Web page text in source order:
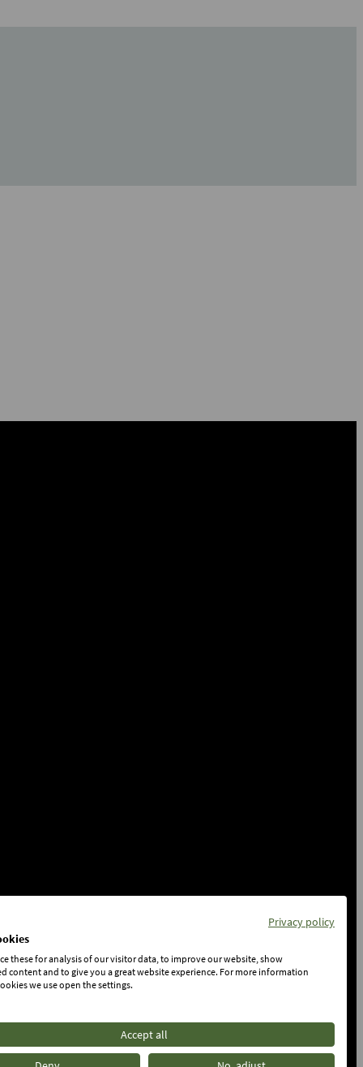
Privacy policy
these for analysis of our visitor data, to improve our website, show
content and to give you a great website experience. For more information
we use open the settings.
Accept all